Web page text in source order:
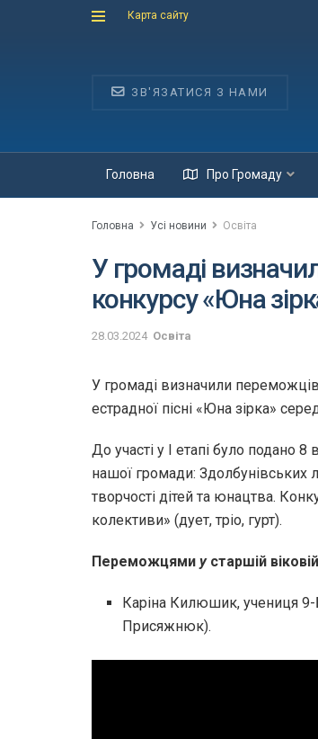
Карта сайту
ЗВ'ЯЗАТИСЯ З НАМИ
Головна Про Громаду
Головна Усі новини Освіта
У громаді
конкурсу «Юна
28.03.2024 Освіта
У громаді визначили переможців
естрадної пісні «Юна зірка»
До участі у І етапі було подано 8
нашої громади: Здолбунівських
творчості дітей та юнацтва.
колективи» (дует, тріо, гурт).
Переможцями у старшій
Каріна Килюшик, учениця
Присяжнюк).